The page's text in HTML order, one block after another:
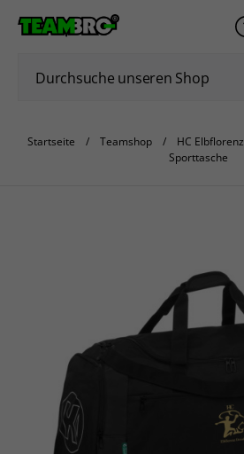
Startseite Teamshop HC Elbflorenz
Sporttasche